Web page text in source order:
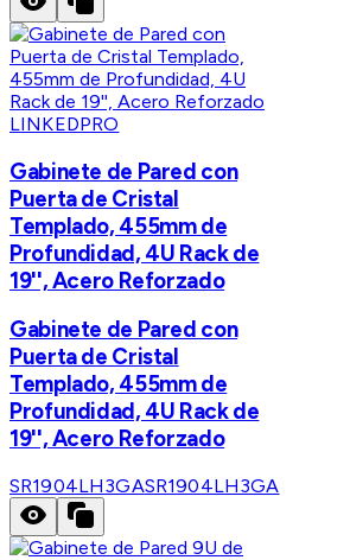
LINKEDPRO
Gabinete de Pared con
Puerta de Cristal
Templado, 455mm de
Profundidad, 4U Rack de
19'', Acero Reforzado
Gabinete de Pared con
Puerta de Cristal
Templado, 455mm de
Profundidad, 4U Rack de
19'', Acero Reforzado
SR1904LH3GASR1904LH3GA